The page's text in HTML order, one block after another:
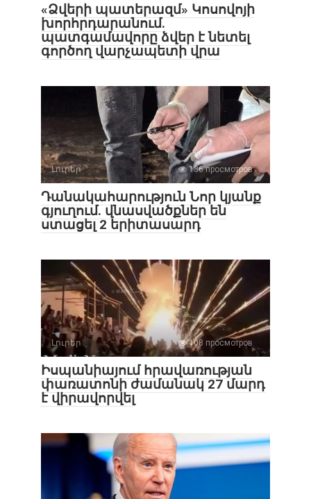
«Ձվերի պատերազմ» Կոսովոյի
խորհրդարանում.
պատգամավորը ձվեր է նետել
գործող վարչապետի վրա
Լուրեր 186 просмотров
Դանակահարություն Նոր կյանք
գյուղում. վնասվածքներ են
ստացել 2 երիտասարդ
Լուրեր 108 просмотров
Իսպանիայում հրավառության
փառատոնի ժամանակ 27 մարդ
է վիրավորվել